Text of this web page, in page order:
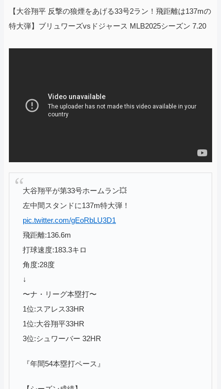
【大谷翔平 反撃の狼煙をあげる33号2ラン！飛距離は137mの
特大弾】ブリュワーズvsドジャース MLB2025シーズン 7.20
大谷翔平が第33号ホームラン💥
左中間スタンドに137m特大弾！
pic.twitter.com/gEoRbLU3D1
飛距離:136.6m
打球速度:183.3キロ
角度:28度
↓
〜ナ・リーグ本塁打〜
1位:スアレス33HR
1位:大谷翔平33HR
3位:シュワーバー 32HR
『年間54本塁打ペース』